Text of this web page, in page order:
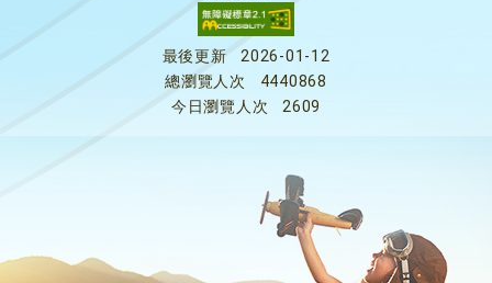
最後更新
2026-01-12
總瀏覽人次
4440868
今日瀏覽人次
2609